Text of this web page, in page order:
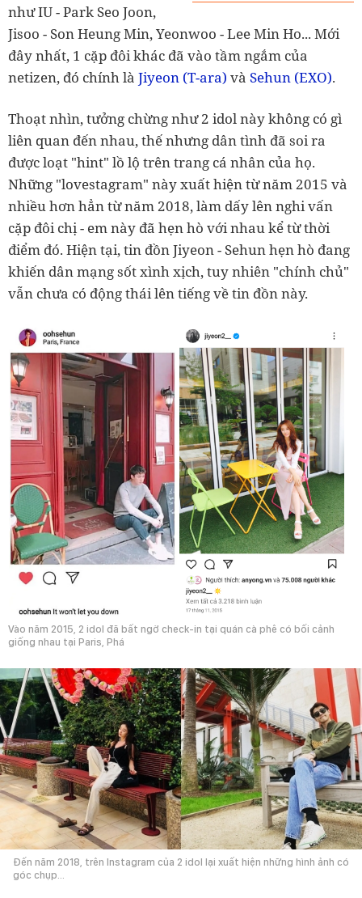
như IU - Park Seo Joon,
Jisoo - Son Heung Min, Yeonwoo - Lee Min Ho... Mới
đây nhất, 1 cặp đôi khác đã vào tầm ngắm của
netizen, đó chính là Jiyeon (T-ara) và Sehun (EXO).
Thoạt nhìn, tưởng chừng như 2 idol này không có gì
liên quan đến nhau, thế nhưng dân tình đã soi ra
được loạt "hint" lồ lộ trên trang cá nhân của họ.
Những "lovestagram" này xuất hiện từ năm 2015 và
nhiều hơn hẳn từ năm 2018, làm dấy lên nghi vấn
cặp đôi chị - em này đã hẹn hò với nhau kể từ thời
điểm đó. Hiện tại, tin đồn Jiyeon - Sehun hẹn hò đang
khiến dân mạng sốt xình xịch, tuy nhiên "chính chủ"
vẫn chưa có động thái lên tiếng về tin đồn này.
Vào năm 2015, 2 idol đã bất ngờ check-in tại quán cà phê có bối cảnh
giống nhau tại Paris, Phá
Đến năm 2018, trên Instagram của 2 idol lại xuất hiện những hình ảnh có
góc chụp...